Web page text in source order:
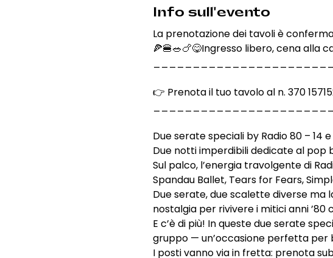
Info sull'evento
La prenotazione dei tavoli è
🍕🍔🥗🍗😋Ingresso libero, cena alla
👉 Prenota il tuo tavolo al n. 370
Due serate speciali by Radio 80 – 14
Due notti imperdibili dedicate al pop
Sul palco, l’energia travolgente di
Spandau Ballet, Tears for Fears,
Due serate, due scalette diverse ma
nostalgia per rivivere i mitici anni
E c’è di più! In queste due serate
gruppo — un’occasione perfetta per
I posti vanno via in fretta: prenota